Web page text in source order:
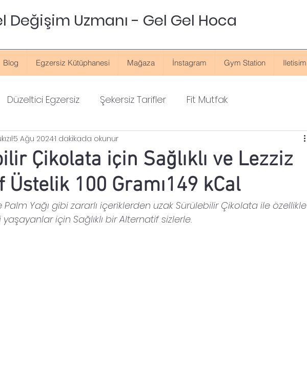
Değişim Uzmanı - Gel Gel Hoca
Blog Egzersiz Kütüphanesi Mağaza İnstagram Gym Station Iletisim
Düzeltici Egzersiz Şekersiz Tarifler Fit Mutfak
Çikolata için Sağlıklı ve Lezziz
Üstelik 100 Gramı149 kCal
5 Ağu 20241 dakikada okunur
Palm Yağı gibi zararlı içeriklerden uzak Sürülebilir Çikolata ile özellikle
için Sağlıklı bir Alternatif sizlerle.